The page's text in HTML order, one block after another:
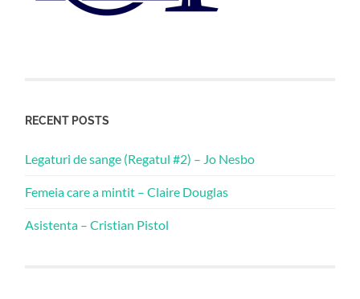
RECENT POSTS
Legaturi de sange (Regatul #2) – Jo Nesbo
Femeia care a mintit – Claire Douglas
Asistenta – Cristian Pistol